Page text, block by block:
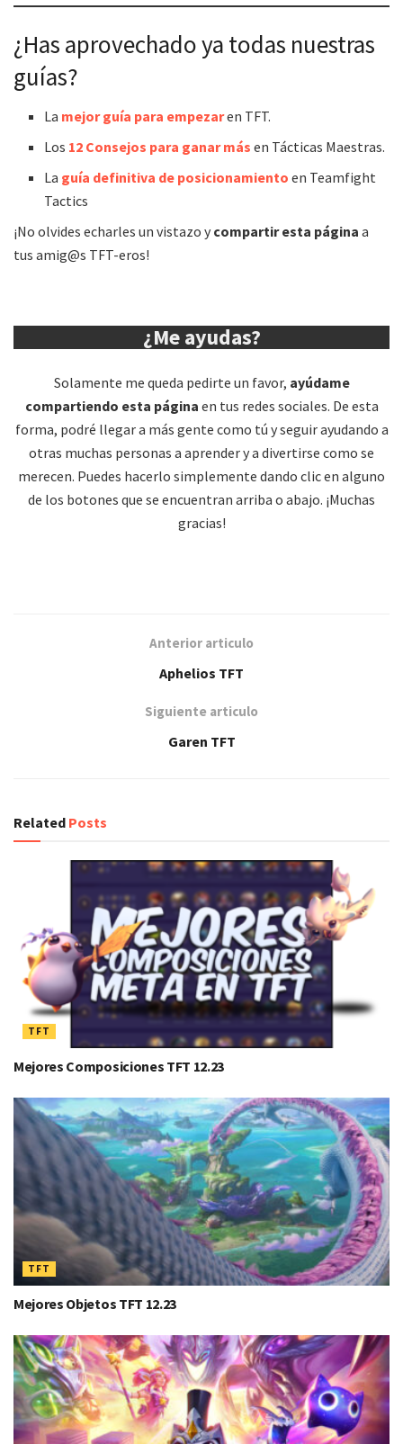
¿Has aprovechado ya todas nuestras
guías?
La mejor guía para empezaren TFT.
Los 12 Consejos para ganar más en Tácticas Maestras.
La guía definitiva de posicionamiento en Teamfight
Tactics
¡No olvides echarles un vistazo y compartir esta página a
tus amig@s TFT-eros!
¿Me ayudas?
Solamente me queda pedirte un favor, ayúdame
compartiendo esta página en tus redes sociales. De esta
forma, podré llegar a más gente como tú y seguir ayudando a
otras muchas personas a aprender y a divertirse como se
merecen. Puedes hacerlo simplemente dando clic en alguno
de los botones que se encuentran arriba o abajo. ¡Muchas
gracias!
Anterior articulo
Aphelios TFT
Siguiente articulo
Garen TFT
Related Posts
TFT
Mejores Composiciones TFT 12.23
TFT
Mejores Objetos TFT 12.23